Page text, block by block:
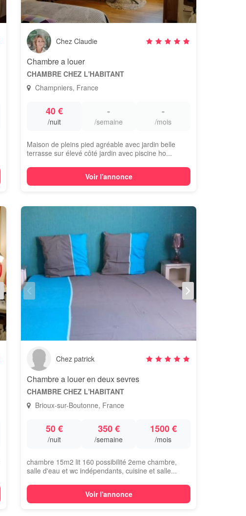
Chez Claudie
Chambre a louer
CHAMBRE CHEZ L'HABITANT
Champniers, France
40 €
/nuit
-
/semaine
-
/mois
Maison de pleins pied agréable avec jardin belle
terrasse sur élevé côté jardin avec piscine ho...
Voir l'annonce
Chez patrick
Chambre a louer en deux sevres
CHAMBRE CHEZ L'HABITANT
Brioux-sur-Boutonne, France
50 €
/nuit
350 €
/semaine
1500 €
/mois
chambre 15m2 lit 160 possibilité 2eme chambre,
salle d'eau et wc indépendants, cuisine et salle...
Voir l'annonce